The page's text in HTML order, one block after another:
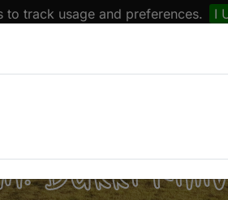
to track usage and preferences. I
Bükki